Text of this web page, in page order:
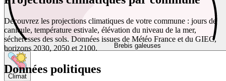
Brebis galeuses
Climat
Découvrez les projections climatiques de votre commune : jours de
canicule, température estivale, élévation du niveau de la mer,
sécheresses des sols. Données issues de Météo France et du GIEC,
horizons 2030, 2050 et 2100.
Données politiques